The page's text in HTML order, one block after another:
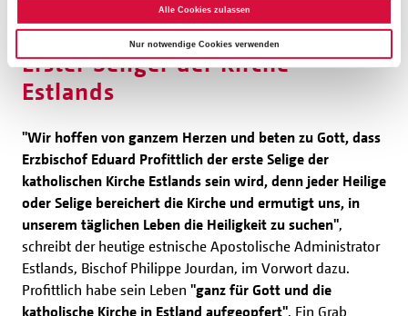
Alle Cookies zulassen
Nur notwendige Cookies verwenden
Erster Seliger der Kirche
Estlands
"Wir hoffen von ganzem Herzen und beten zu Gott, dass
Erzbischof Eduard Profittlich der erste Selige der
katholischen Kirche Estlands sein wird, denn jeder Heilige
oder Selige bereichert die Kirche und ermutigt uns, in
unserem täglichen Leben die Heiligkeit zu suchen",
schreibt der heutige estnische Apostolische Administrator
Estlands, Bischof Philippe Jourdan, im Vorwort dazu.
Profittlich habe sein Leben "ganz für Gott und die
katholische Kirche in Estland aufgeopfert". Ein Grab